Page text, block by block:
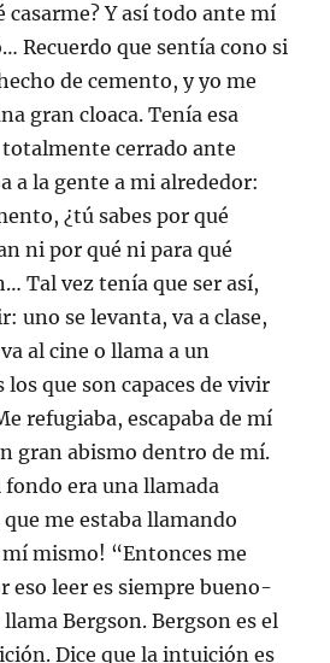
casarme? Y así todo ante mí
Recuerdo que sentía cono si
de cemento, y yo me
gran cloaca. Tenía esa
cerrado ante
a la gente a mi alrededor:
¿tú sabes por qué
ni por qué ni para qué
Tal vez tenía que ser así,
uno se levanta, va a clase,
al cine o llama a un
que son capaces de vivir
refugiaba, escapaba de mí
gran abismo dentro de mí.
fondo era una llamada
me estaba llamando
mismo! “Entonces me
eso leer es siempre bueno-
Bergson. Bergson es el
Dice que la intuición es